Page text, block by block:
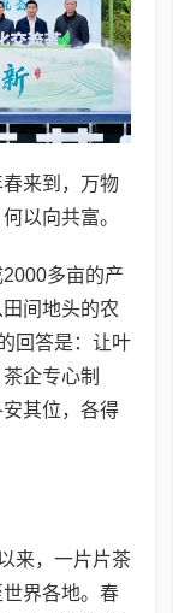
来到，万物
以向共富。
多亩的产
间地头的农
回答是：让叶
企专心制
其位，各得
来，一片片茶
界各地。春